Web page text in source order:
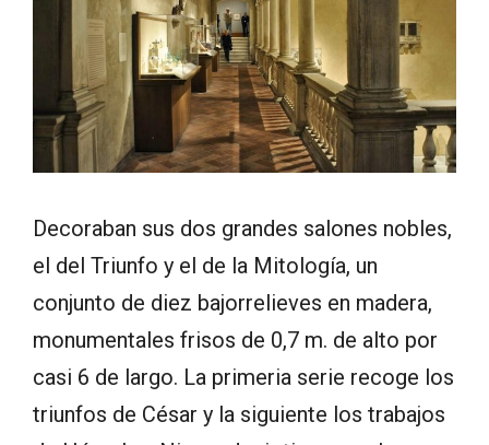
Decoraban sus dos grandes salones nobles,
el del Triunfo y el de la Mitología, un
conjunto de diez bajorrelieves en madera,
monumentales frisos de 0,7 m. de alto por
casi 6 de largo. La primeria serie recoge los
triunfos de César y la siguiente los trabajos